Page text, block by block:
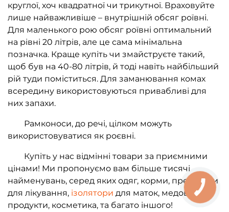
круглої, хоч квадратної чи трикутної. Враховуйте
лише найважливіше – внутрішній обсяг роївні.
Для маленького рою обсяг роївні оптимальний
на рівні 20 літрів, але це сама мінімальна
позначка. Краще купіть чи змайструєте такий,
щоб був на 40-80 літрів, й тоді навіть найбільший
рій туди поміститься. Для заманювання комах
всередину використовуються привабливі для
них запахи.
Рамконоси, до речі, цілком можуть
використовуватися як роєвні.
Купіть у нас відмінні товари за приємними
цінами! Ми пропонуємо вам більше тисячі
найменувань, серед яких одяг, корми, препарати
для лікування, ізолятори для маток, медові
продукти, косметика, та багато іншого!